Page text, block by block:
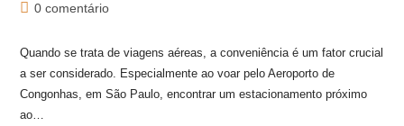
0 comentário
Quando se trata de viagens aéreas, a conveniência é um fator crucial
a ser considerado. Especialmente ao voar pelo Aeroporto de
Congonhas, em São Paulo, encontrar um estacionamento próximo
ao…